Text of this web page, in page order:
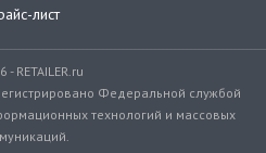
лист
RETAILER.ru
Федеральной службой
технологий и массовых